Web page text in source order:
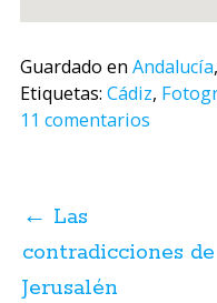
Guardado en Andalucía,
Etiquetas: Cádiz,
11 comentarios
← Las
contradicciones de
Jerusalén